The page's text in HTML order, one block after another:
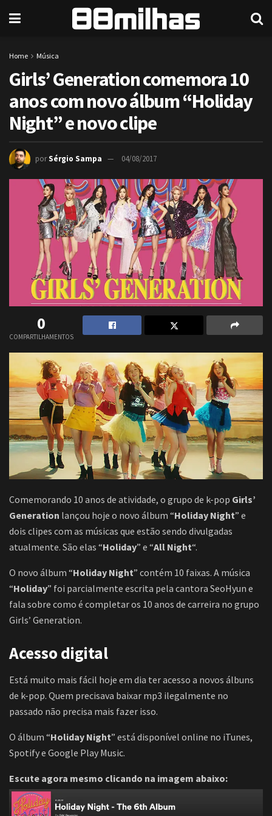
Home Música
Girls’ Generation comemora 10
anos com novo álbum “Holiday
Night” e novo clipe
porSérgio Sampa 04/08/2017
0
COMPARTILHAMENTOS
Comemorando 10 anos de atividade, o grupo de k-pop Girls’
Generation lançou hoje o novo álbum “Holiday Night” e
dois clipes com as músicas que estão sendo divulgadas
atualmente. São elas “Holiday” e “All Night“.
O novo álbum “Holiday Night” contém 10 faixas. A música
“Holiday” foi parcialmente escrita pela cantora SeoHyun e
fala sobre como é completar os 10 anos de carreira no grupo
Girls’ Generation.
Acesso digital
Está muito mais fácil hoje em dia ter acesso a novos álbuns
de k-pop. Quem precisava baixar mp3 ilegalmente no
passado não precisa mais fazer isso.
O álbum “Holiday Night” está disponível online no iTunes,
Spotify e Google Play Music.
Escute agora mesmo clicando na imagem abaixo: